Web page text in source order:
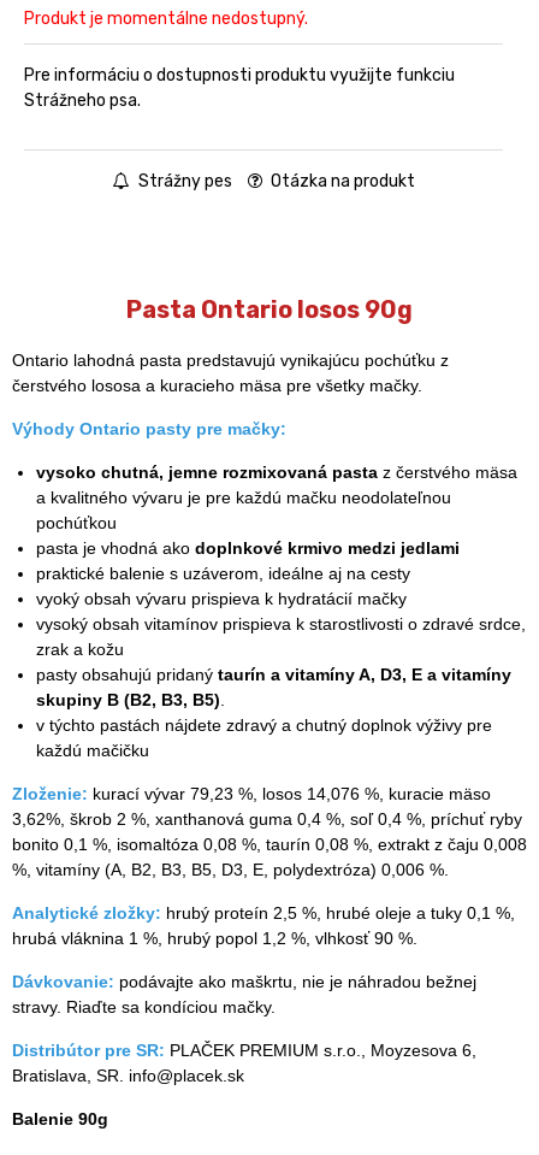
Produkt je momentálne nedostupný.
Pre informáciu o dostupnosti produktu využijte funkciu
Strážneho psa.
Strážny pes Otázka na produkt
Pasta Ontario losos 90g
Ontario lahodná pasta predstavujú vynikajúcu pochúťku z
čerstvého lososa a kuracieho mäsa pre všetky mačky.
Výhody Ontario pasty pre mačky:
vysoko chutná, jemne rozmixovaná pasta z čerstvého mäsa
a kvalitného vývaru je pre každú mačku neodolateľnou
pochúťkou
pasta je vhodná ako doplnkové krmivo medzi jedlami
praktické balenie s uzáverom, ideálne aj na cesty
vyoký obsah vývaru prispieva k hydratácií mačky
vysoký obsah vitamínov prispieva k starostlivosti o zdravé srdce,
zrak a kožu
pasty obsahujú pridaný taurín a vitamíny A, D3, E a vitamíny
skupiny B (B2, B3, B5)
v týchto pastách nájdete zdravý a chutný doplnok výživy pre
každú mačičku
Zloženie: kurací vývar 79,23 %, losos 14,076 %, kuracie mäso
3,62%, škrob 2 %, xanthanová guma 0,4 %, soľ 0,4 %, príchuť ryby
bonito 0,1 %, isomaltóza 0,08 %, taurín 0,08 %, extrakt z čaju 0,008
%, vitamíny (A, B2, B3, B5, D3, E, polydextróza) 0,006 %.
Analytické zložky: hrubý proteín 2,5 %, hrubé oleje a tuky 0,1 %,
hrubá vláknina 1 %, hrubý popol 1,2 %, vlhkosť 90 %.
Dávkovanie: podávajte ako maškrtu, nie je náhradou bežnej
stravy. Riaďte sa kondíciou mačky.
Distribútor pre SR: PLAČEK PREMIUM s.r.o., Moyzesova 6,
Bratislava, SR. info@placek.sk
Balenie 90g